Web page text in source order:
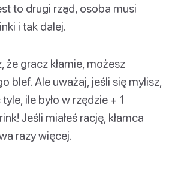
to drugi rząd, osoba musi
i tak dalej.
że gracz kłamie, możesz
blef. Ale uważaj, jeśli się mylisz,
ile było w rzędzie + 1
Jeśli miałeś rację, kłamca
razy więcej.